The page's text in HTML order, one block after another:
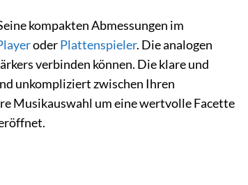
kompakten Abmessungen im
oderPlattenspieler. Die analogen
verbinden können. Die klare und
unkompliziert zwischen Ihren
Musikauswahl um eine wertvolle Facette